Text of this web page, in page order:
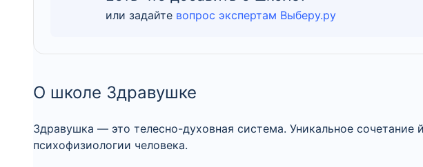
или задайте вопрос экспертам Выберу.ру
О школе Здравушке
Здравушка — это телесно-духовная система. Уникальное
психофизиологии человека.